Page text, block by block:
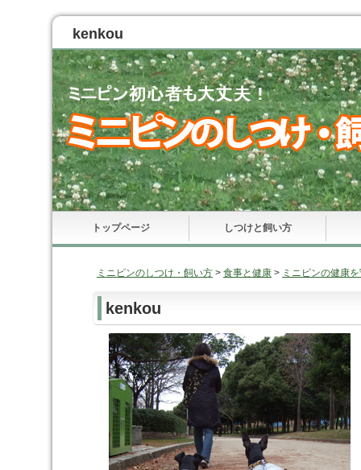
kenkou
トップページ しつけと飼い方
ミニピンのしつけ・飼い方 > 食事と健康 > ミニピンの健康
kenkou